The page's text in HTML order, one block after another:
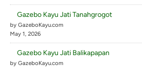
Gazebo Kayu Jati Tanahgrogot
by GazeboKayu.com
May 1, 2026
Gazebo Kayu Jati Balikapapan
by GazeboKayu.com